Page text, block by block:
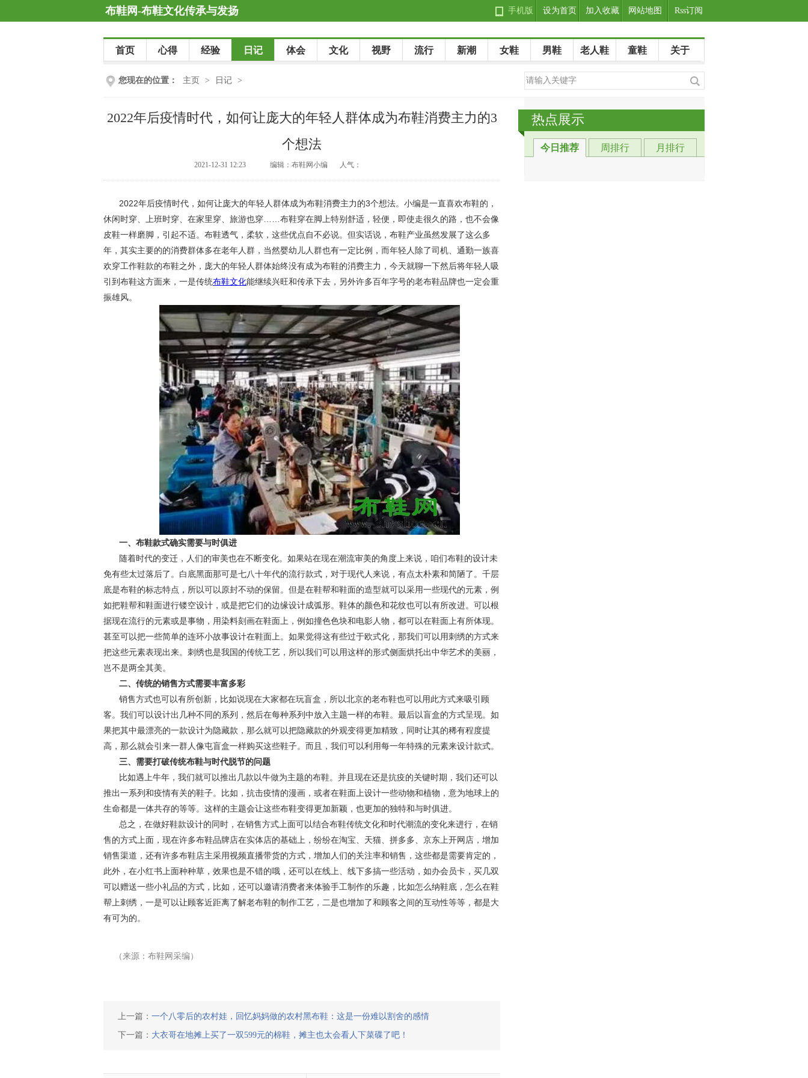
布鞋网-布鞋文化传承与发扬 Rss订阅
网站地图
加入收藏
设为首页
手机版
首页 心得 经验 日记 体会 文化 视野 流行 新潮 女鞋 男鞋 老人鞋 童鞋 关于
您现在的位置： 主页 > 日记 >
2022年后疫情时代，如何让庞大的年轻人群体成为布鞋消费主力的3
个想法
2021-12-31 12:23 编辑：布鞋网小编 人气：
2022年后疫情时代，如何让庞大的年轻人群体成为布鞋消费主力的3个想法。小编是一直喜欢布鞋的，
休闲时穿、上班时穿、在家里穿、旅游也穿……布鞋穿在脚上特别舒适，轻便，即使走很久的路，也不会像
皮鞋一样磨脚，引起不适。布鞋透气，柔软，这些优点自不必说。但实话说，布鞋产业虽然发展了这么多
年，其实主要的的消费群体多在老年人群，当然婴幼儿人群也有一定比例，而年轻人除了司机、通勤一族喜
欢穿工作鞋款的布鞋之外，庞大的年轻人群体始终没有成为布鞋的消费主力，今天就聊一下然后将年轻人吸
引到布鞋这方面来，一是传统布鞋文化能继续兴旺和传承下去，另外许多百年字号的老布鞋品牌也一定会重
振雄风。
一、布鞋款式确实需要与时俱进
随着时代的变迁，人们的审美也在不断变化。如果站在现在潮流审美的角度上来说，咱们布鞋的设计未
免有些太过落后了。白底黑面那可是七八十年代的流行款式，对于现代人来说，有点太朴素和简陋了。千层
底是布鞋的标志特点，所以可以原封不动的保留。但是在鞋帮和鞋面的造型就可以采用一些现代的元素，例
如把鞋帮和鞋面进行镂空设计，或是把它们的边缘设计成弧形。鞋体的颜色和花纹也可以有所改进。可以根
据现在流行的元素或是事物，用染料刻画在鞋面上，例如撞色色块和电影人物，都可以在鞋面上有所体现。
甚至可以把一些简单的连环小故事设计在鞋面上。如果觉得这有些过于欧式化，那我们可以用刺绣的方式来
把这些元素表现出来。刺绣也是我国的传统工艺，所以我们可以用这样的形式侧面烘托出中华艺术的美丽，
岂不是两全其美。
二、传统的销售方式需要丰富多彩
销售方式也可以有所创新，比如说现在大家都在玩盲盒，所以北京的老布鞋也可以用此方式来吸引顾
客。我们可以设计出几种不同的系列，然后在每种系列中放入主题一样的布鞋。最后以盲盒的方式呈现。如
果把其中最漂亮的一款设计为隐藏款，那么就可以把隐藏款的外观变得更加精致，同时让其的稀有程度提
高，那么就会引来一群人像屯盲盒一样购买这些鞋子。而且，我们可以利用每一年特殊的元素来设计款式。
三、需要打破传统布鞋与时代脱节的问题
比如遇上牛年，我们就可以推出几款以牛做为主题的布鞋。并且现在还是抗疫的关键时期，我们还可以
推出一系列和疫情有关的鞋子。比如，抗击疫情的漫画，或者在鞋面上设计一些动物和植物，意为地球上的
生命都是一体共存的等等。这样的主题会让这些布鞋变得更加新颖，也更加的独特和与时俱进。
总之，在做好鞋款设计的同时，在销售方式上面可以结合布鞋传统文化和时代潮流的变化来进行，在销
售的方式上面，现在许多布鞋品牌店在实体店的基础上，纷纷在淘宝、天猫、拼多多、京东上开网店，增加
销售渠道，还有许多布鞋店主采用视频直播带货的方式，增加人们的关注率和销售，这些都是需要肯定的，
此外，在小红书上面种种草，效果也是不错的哦，还可以在线上、线下多搞一些活动，如办会员卡，买几双
可以赠送一些小礼品的方式，比如，还可以邀请消费者来体验手工制作的乐趣，比如怎么纳鞋底，怎么在鞋
帮上刺绣，一是可以让顾客近距离了解老布鞋的制作工艺，二是也增加了和顾客之间的互动性等等，都是大
有可为的。
（来源：布鞋网采编）
上一篇： 一个八零后的农村娃，回忆妈妈做的农村黑布鞋：这是一份难以割舍的感情
下一篇： 大衣哥在地摊上买了一双599元的棉鞋，摊主也太会看人下菜碟了吧！
热点展示
今日推荐 周排行 月排行